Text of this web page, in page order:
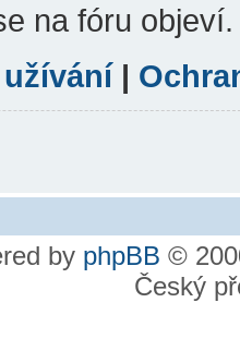
na fóru objeví.
|
by phpBB ©
Český